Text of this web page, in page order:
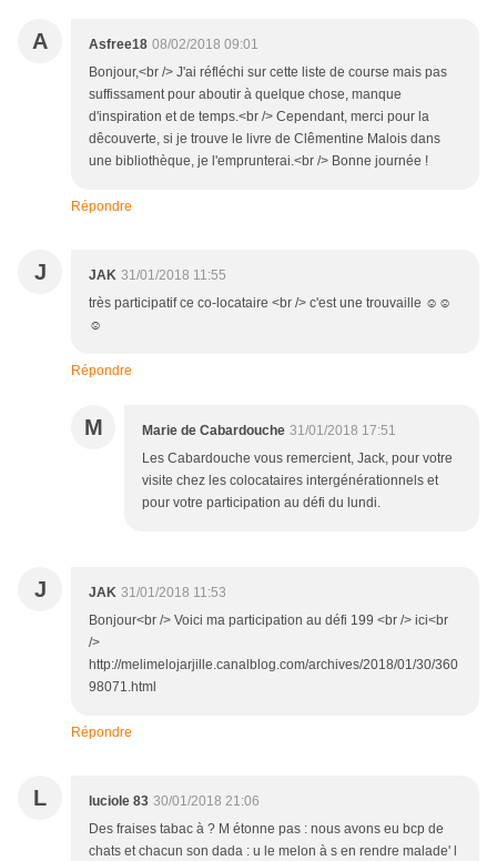
A Asfree18 08/02/2018 09:01
Bonjour,<br /> J'ai réfléchi sur cette liste de course mais pas
suffissament pour aboutir à quelque chose, manque
d'inspiration et de temps.<br /> Cependant, merci pour la
dêcouverte, si je trouve le livre de Clêmentine Malois dans
une bibliothèque, je l'emprunterai.<br /> Bonne journée !
Répondre
J JAK 31/01/2018 11:55
très participatif ce co-locataire <br /> c'est une trouvaille ☺☺
☺
Répondre
M Marie de Cabardouche 31/01/2018 17:51
Les Cabardouche vous remercient, Jack, pour votre
visite chez les colocataires intergénérationnels et
pour votre participation au défi du lundi.
J JAK 31/01/2018 11:53
Bonjour<br /> Voici ma participation au défi 199 <br /> ici<br
/>
http://melimelojarjille.canalblog.com/archives/2018/01/30/360
98071.html
Répondre
L luciole 83 30/01/2018 21:06
Des fraises tabac à ? M étonne pas : nous avons eu bcp de
chats et chacun son dada : u le melon à s en rendre malade' l